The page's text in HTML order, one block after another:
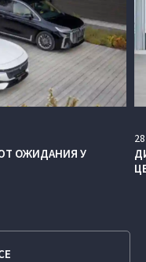
ОЖИДАНИЯ У
28